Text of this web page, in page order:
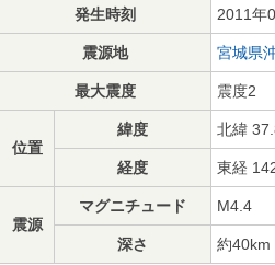
発生時刻 2011年
震源地 宮城県
最大震度 震度2
位置
緯度 北緯
経度 東経
震源
マグニチュード M4.4
深さ 約40km